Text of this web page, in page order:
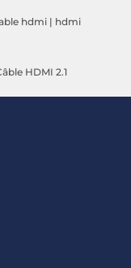
hdmi | hdmi
HDMI 2.1